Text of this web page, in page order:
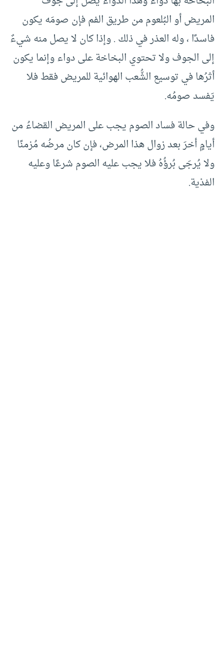
المريض أو البُلعوم من طريق الفم فإن صومَه يكون
فاسدًا ، وله العذر في ذلك . وإذا كان لا يصل منه شيءٌ
إلى الجوف ولا تحتوي البخاخة على دواء وإنما يكون
أثرُها في توسيع الشُّعب الهوائية للمريض فقط فلا
يَفسد صومُه.
وفي حالة فساد الصوم يجب على المريض القضاءُ من
أيامٍ أخرَ بعد زوال هذا المرض، فإن كان مرضُه مُزمنًا
ولا يُرجَى بُرؤُهُ فلا يجب عليه الصوم شرعًا وعليه
الفدْية.